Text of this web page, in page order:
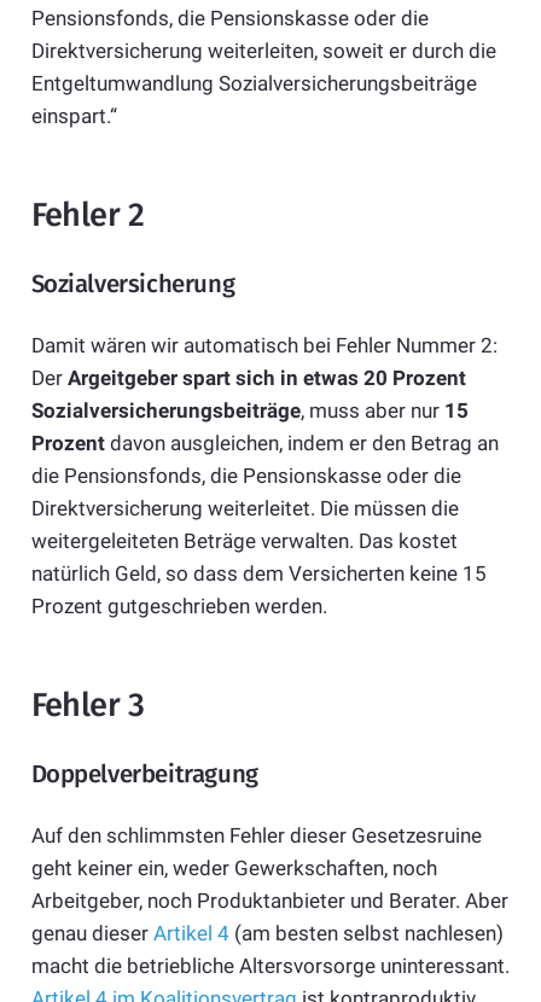
Pensionsfonds, die Pensionskasse oder die
Direktversicherung weiterleiten, soweit er durch die
Entgeltumwandlung Sozialversicherungsbeiträge
einspart.“
Fehler 2
Sozialversicherung
Damit wären wir automatisch bei Fehler Nummer 2:
Der Argeitgeber spart sich in etwas 20 Prozent
Sozialversicherungsbeiträge, muss aber nur 15
Prozentdavon ausgleichen, indem er den Betrag an
die Pensionsfonds, die Pensionskasse oder die
Direktversicherung weiterleitet. Die müssen die
weitergeleiteten Beträge verwalten. Das kostet
natürlich Geld, so dass dem Versicherten keine 15
Prozent gutgeschrieben werden.
Fehler 3
Doppelverbeitragung
Auf den schlimmsten Fehler dieser Gesetzesruine
geht keiner ein, weder Gewerkschaften, noch
Arbeitgeber, noch Produktanbieter und Berater. Aber
genau dieser Artikel 4(am besten selbst nachlesen)
macht die betriebliche Altersvorsorge uninteressant.